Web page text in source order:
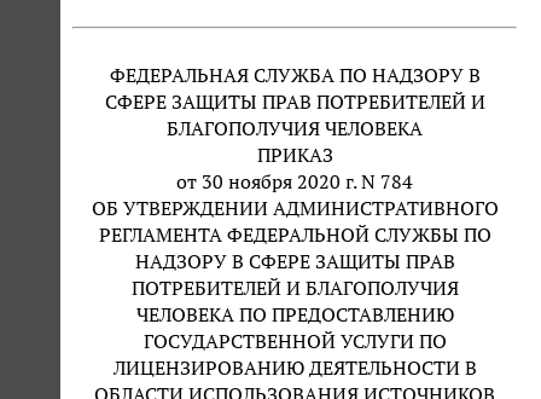
ФЕДЕРАЛЬНАЯ СЛУЖБА ПО НАДЗОРУ В
СФЕРЕ ЗАЩИТЫ ПРАВ ПОТРЕБИТЕЛЕЙ И
БЛАГОПОЛУЧИЯ ЧЕЛОВЕКА
ПРИКАЗ
от 30 ноября 2020 г. N 784
ОБ УТВЕРЖДЕНИИ АДМИНИСТРАТИВНОГО
РЕГЛАМЕНТА ФЕДЕРАЛЬНОЙ СЛУЖБЫ ПО
НАДЗОРУ В СФЕРЕ ЗАЩИТЫ ПРАВ
ПОТРЕБИТЕЛЕЙ И БЛАГОПОЛУЧИЯ
ЧЕЛОВЕКА ПО ПРЕДОСТАВЛЕНИЮ
ГОСУДАРСТВЕННОЙ УСЛУГИ ПО
ЛИЦЕНЗИРОВАНИЮ ДЕЯТЕЛЬНОСТИ В